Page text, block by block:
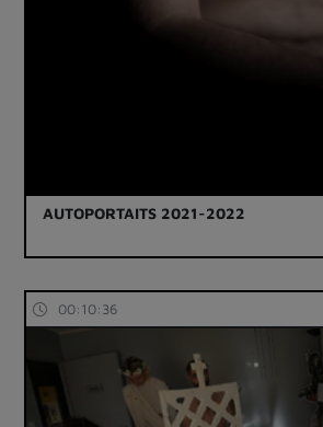
AUTOPORTAITS 2021-2022
00:10:36